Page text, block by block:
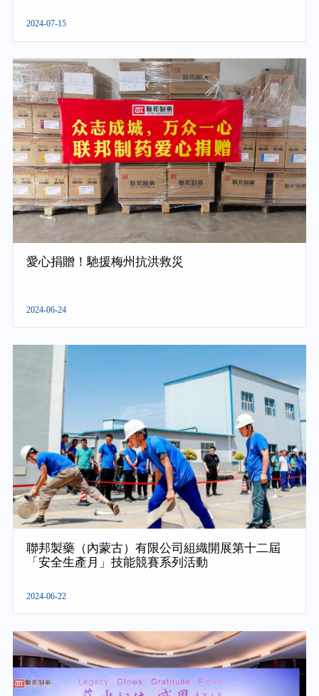
2024-07-15
愛心捐贈！馳援梅州抗洪救災
2024-06-24
聯邦製藥（內蒙古）有限公司組織開展第十二屆
「安全生產月」技能競賽系列活動
2024-06-22